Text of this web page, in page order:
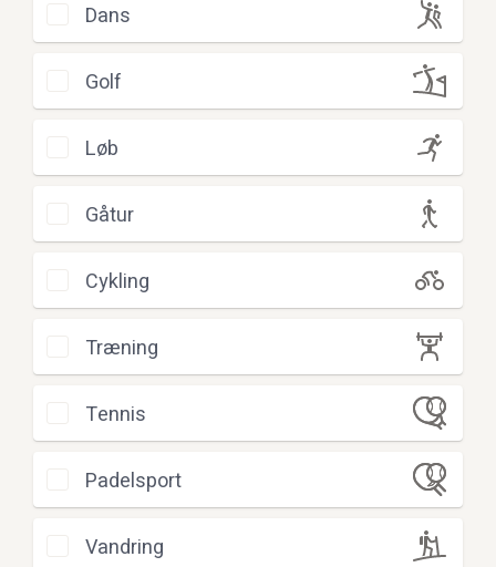
Dans
Golf
Løb
Gåtur
Cykling
Træning
Tennis
Padelsport
Vandring